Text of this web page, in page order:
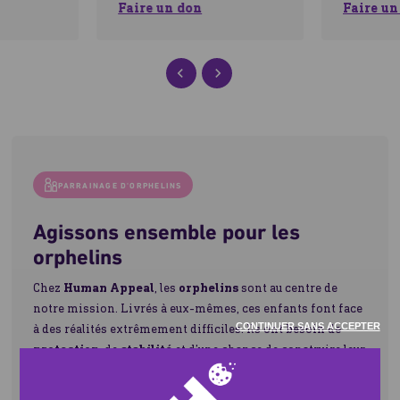
CONTINUER SANS ACCEPTER
Faire un don Faire
PARRAINAGE D'ORPHELINS
Agissons ensemble pour les
orphelins
Chez Human Appeal, les orphelinssont au centre de
notre mission. Livrés à eux-mêmes, ces enfants font face
à des réalités extrêmement difficiles. Ils ont besoin de
protection, destabilitéet d’une chance de construire leur